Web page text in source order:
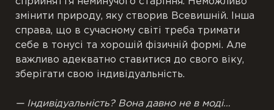
змінити природу, яку створив Всевишній. Інша
справа, що в сучасному світі треба тримати
себе в тонусі та хорошій фізичній формі. Але
важливо адекватно ставитися до свого віку,
зберігати свою індивідуальність.
— Індивідуальність? Вона давно не в моді…